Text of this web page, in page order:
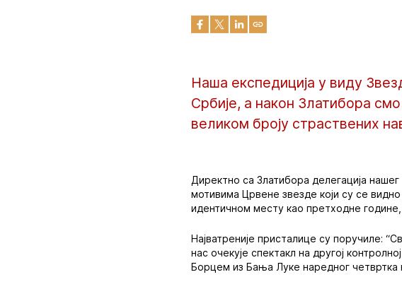
Наша експедиција у виду
Србије, а након Златибора
великом броју страствених
Директно са Златибора делегација
мотивима Црвене звезде који су се
идентичном месту као претходне
Најватреније присталице су поручиле:
нас очекује спектакл на другој
Борцем из Бања Луке наредног четвртка